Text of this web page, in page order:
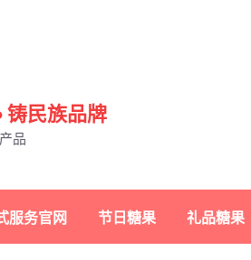
铸民族品牌
品
服务官网 节日糖果 礼品糖果